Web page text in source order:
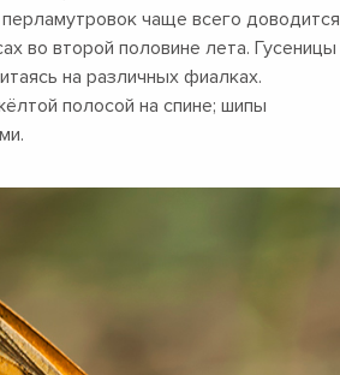
чаще всего доводится
во второй половине лета. Гусеницы
на различных фиалках.
полосой на спине; шипы